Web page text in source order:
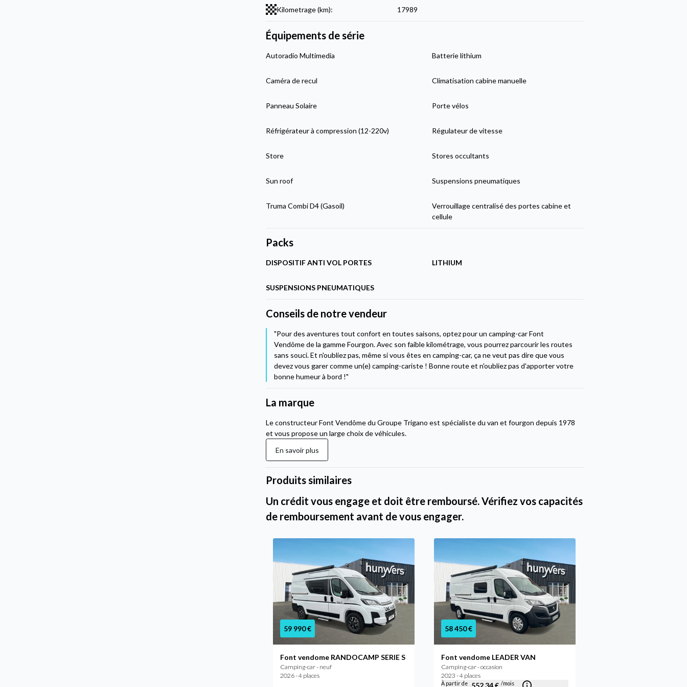
Kilometrage (km): 17989
Équipements de série
Autoradio Multimedia Batterie lithium
Caméra de recul Climatisation cabine manuelle
Panneau Solaire Porte vélos
Réfrigérateur à compression (12-220v) Régulateur de vitesse
Store Stores occultants
Sun roof Suspensions pneumatiques
Truma Combi D4 (Gasoil)
Verrouillage centralisé des portes cabine et
cellule
Packs
DISPOSITIF ANTI VOL PORTES LITHIUM
SUSPENSIONS PNEUMATIQUES
Conseils de notre vendeur
"Pour des aventures tout confort en toutes saisons, optez pour un camping-car Font
Vendôme de la gamme Fourgon. Avec son faible kilométrage, vous pourrez parcourir les routes
sans souci. Et n'oubliez pas, même si vous êtes en camping-car, ça ne veut pas dire que vous
devez vous garer comme un(e) camping-cariste ! Bonne route et n'oubliez pas d'apporter votre
bonne humeur à bord !"
La marque
Le constructeur Font Vendôme du Groupe Trigano est spécialiste du van et fourgon depuis 1978
et vous propose un large choix de véhicules.
En savoir plus
Produits similaires
Un crédit vous engage et doit être remboursé. Vérifiez vos capacités
de remboursement avant de vous engager.
59 990 €
Font vendome RANDOCAMP SERIE S
Camping-car - neuf
2026 - 4 places
58 450 €
Font vendome LEADER VAN
Camping-car - occasion
2023 - 4 places
À partir de /mois